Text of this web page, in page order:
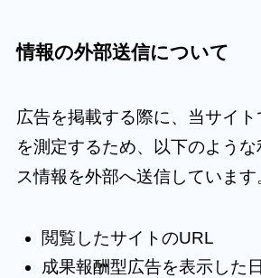
情報の外部送信について
広告を掲載する際に、当サイ
を測定するため、以下のよう
ス情報を外部へ送信しています
閲覧したサイトのURL
成果報酬型広告を表示した